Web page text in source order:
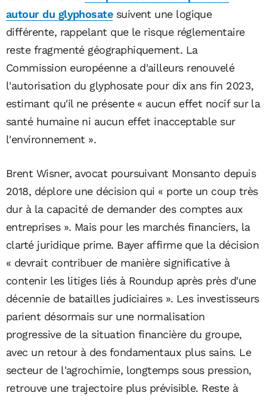
autour du glyphosatesuivent une logique
différente, rappelant que le risque réglementaire
reste fragmenté géographiquement. La
Commission européenne a d'ailleurs renouvelé
l'autorisation du glyphosate pour dix ans fin 2023,
estimant qu'il ne présente « aucun effet nocif sur la
santé humaine ni aucun effet inacceptable sur
l'environnement ».
Brent Wisner, avocat poursuivant Monsanto depuis
2018, déplore une décision qui « porte un coup très
dur à la capacité de demander des comptes aux
entreprises ». Mais pour les marchés financiers, la
clarté juridique prime. Bayer affirme que la décision
« devrait contribuer de manière significative à
contenir les litiges liés à Roundup après près d'une
décennie de batailles judiciaires ». Les investisseurs
parient désormais sur une normalisation
progressive de la situation financière du groupe,
avec un retour à des fondamentaux plus sains. Le
secteur de l'agrochimie, longtemps sous pression,
retrouve une trajectoire plus prévisible. Reste à